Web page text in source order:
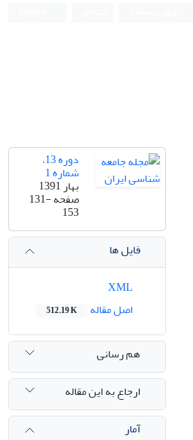
دوره 13،
شماره 1
بهار 1391
صفحه131-
153
فایل ها
اصل مقاله
512.19 K
هم رسانی
ارجاع به این مقاله
آمار